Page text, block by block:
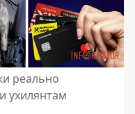
реально
ухилянтам